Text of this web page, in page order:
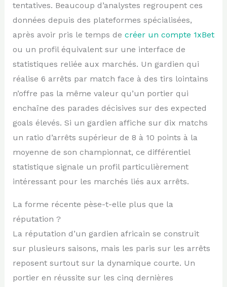
tentatives. Beaucoup d’analystes regroupent ces
données depuis des plateformes spécialisées,
après avoir pris le temps de créer un compte 1xBet
ou un profil équivalent sur une interface de
statistiques reliée aux marchés. Un gardien qui
réalise 6 arrêts par match face à des tirs lointains
n’offre pas la même valeur qu’un portier qui
enchaîne des parades décisives sur des expected
goals élevés. Si un gardien affiche sur dix matchs
un ratio d’arrêts supérieur de 8 à 10 points à la
moyenne de son championnat, ce différentiel
statistique signale un profil particulièrement
intéressant pour les marchés liés aux arrêts.
La forme récente pèse-t-elle plus que la
réputation ?
La réputation d’un gardien africain se construit
sur plusieurs saisons, mais les paris sur les arrêts
reposent surtout sur la dynamique courte. Un
portier en réussite sur les cinq dernières